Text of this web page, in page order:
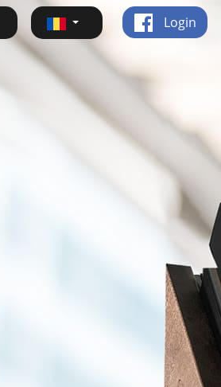
Login